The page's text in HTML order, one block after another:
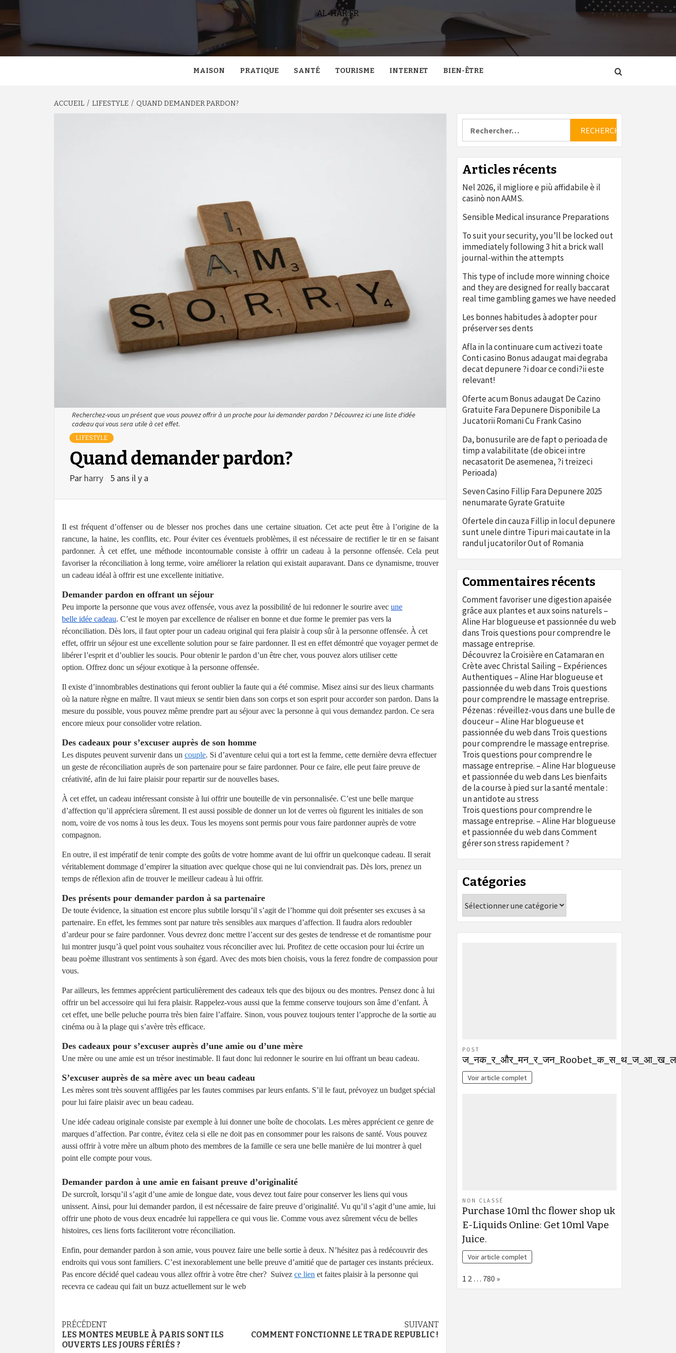
AL-HAR.FR
MAISON PRATIQUE SANTÉ TOURISME INTERNET BIEN-ÊTRE
ACCUEIL LIFESTYLE QUAND DEMANDER PARDON?
Recherchez-vous un présent que vous pouvez offrir à un proche pour lui demander pardon ? Découvrez ici une liste d'idée
cadeau qui vous sera utile à cet effet.
LIFESTYLE
Quand demander pardon?
Par harry 5 ans il y a
Il est fréquent d’offenser ou de blesser nos proches dans une certaine situation. Cet acte peut être à l’origine de la
rancune, la haine, les conflits, etc. Pour éviter ces éventuels problèmes, il est nécessaire de rectifier le tir en se faisant
pardonner. À cet effet, une méthode incontournable consiste à offrir un cadeau à la personne offensée. Cela peut
favoriser la réconciliation à long terme, voire améliorer la relation qui existait auparavant. Dans ce dynamisme, trouver
un cadeau idéal à offrir est une excellente initiative.
Demander pardon en offrant un séjour
Peu importe la personne que vous avez offensée, vous avez la possibilité de lui redonner le sourire avec une
belle idée cadeau. C’est le moyen par excellence de réaliser en bonne et due forme le premier pas vers la
réconciliation. Dès lors, il faut opter pour un cadeau original qui fera plaisir à coup sûr à la personne offensée. À cet
effet, offrir un séjour est une excellente solution pour se faire pardonner. Il est en effet démontré que voyager permet de
libérer l’esprit et d’oublier les soucis. Pour obtenir le pardon d’un être cher, vous pouvez alors utiliser cette
option. Offrez donc un séjour exotique à la personne offensée.
Il existe d’innombrables destinations qui feront oublier la faute qui a été commise. Misez ainsi sur des lieux charmants
où la nature règne en maître. Il vaut mieux se sentir bien dans son corps et son esprit pour accorder son pardon. Dans la
mesure du possible, vous pouvez même prendre part au séjour avec la personne à qui vous demandez pardon. Ce sera
encore mieux pour consolider votre relation.
Des cadeaux pour s’excuser auprès de son homme
Les disputes peuvent survenir dans un couple. Si d’aventure celui qui a tort est la femme, cette dernière devra effectuer
un geste de réconciliation auprès de son partenaire pour se faire pardonner. Pour ce faire, elle peut faire preuve de
créativité, afin de lui faire plaisir pour repartir sur de nouvelles bases.
À cet effet, un cadeau intéressant consiste à lui offrir une bouteille de vin personnalisée. C’est une belle marque
d’affection qu’il appréciera sûrement. Il est aussi possible de donner un lot de verres où figurent les initiales de son
nom, voire de vos noms à tous les deux. Tous les moyens sont permis pour vous faire pardonner auprès de votre
compagnon.
En outre, il est impératif de tenir compte des goûts de votre homme avant de lui offrir un quelconque cadeau. Il serait
véritablement dommage d’empirer la situation avec quelque chose qui ne lui conviendrait pas. Dès lors, prenez un
temps de réflexion afin de trouver le meilleur cadeau à lui offrir.
Des présents pour demander pardon à sa partenaire
De toute évidence, la situation est encore plus subtile lorsqu’il s’agit de l’homme qui doit présenter ses excuses à sa
partenaire. En effet, les femmes sont par nature très sensibles aux marques d’affection. Il faudra alors redoubler
d’ardeur pour se faire pardonner. Vous devrez donc mettre l’accent sur des gestes de tendresse et de romantisme pour
lui montrer jusqu’à quel point vous souhaitez vous réconcilier avec lui. Profitez de cette occasion pour lui écrire un
beau poème illustrant vos sentiments à son égard. Avec des mots bien choisis, vous la ferez fondre de compassion pour
vous.
Par ailleurs, les femmes apprécient particulièrement des cadeaux tels que des bijoux ou des montres. Pensez donc à lui
offrir un bel accessoire qui lui fera plaisir. Rappelez-vous aussi que la femme conserve toujours son âme d’enfant. À
cet effet, une belle peluche pourra très bien faire l’affaire. Sinon, vous pouvez toujours tenter l’approche de la sortie au
cinéma ou à la plage qui s’avère très efficace.
Des cadeaux pour s’excuser auprès d’une amie ou d’une mère
Une mère ou une amie est un trésor inestimable. Il faut donc lui redonner le sourire en lui offrant un beau cadeau.
S’excuser auprès de sa mère avec un beau cadeau
Les mères sont très souvent affligées par les fautes commises par leurs enfants. S’il le faut, prévoyez un budget spécial
pour lui faire plaisir avec un beau cadeau.
Une idée cadeau originale consiste par exemple à lui donner une boîte de chocolats. Les mères apprécient ce genre de
marques d’affection. Par contre, évitez cela si elle ne doit pas en consommer pour les raisons de santé. Vous pouvez
aussi offrir à votre mère un album photo des membres de la famille ce sera une belle manière de lui montrer à quel
point elle compte pour vous.
Demander pardon à une amie en faisant preuve d’originalité
De surcroît, lorsqu’il s’agit d’une amie de longue date, vous devez tout faire pour conserver les liens qui vous
unissent. Ainsi, pour lui demander pardon, il est nécessaire de faire preuve d’originalité. Vu qu’il s’agit d’une amie, lui
offrir une photo de vous deux encadrée lui rappellera ce qui vous lie. Comme vous avez sûrement vécu de belles
histoires, ces liens forts faciliteront votre réconciliation.
Enfin, pour demander pardon à son amie, vous pouvez faire une belle sortie à deux. N’hésitez pas à redécouvrir des
endroits qui vous sont familiers. C’est inexorablement une belle preuve d’amitié que de partager ces instants précieux.
Pas encore décidé quel cadeau vous allez offrir à votre être cher? Suivez ce lien et faites plaisir à la personne qui
recevra ce cadeau qui fait un buzz actuellement sur le web
Navigation
d’article
PRÉCÉDENT
LES MONTES MEUBLE À PARIS SONT ILS
OUVERTS LES JOURS FÉRIÉS ?
SUIVANT
COMMENT FONCTIONNE LE TRADE REPUBLIC !
Articles récents
Nel 2026, il migliore e più affidabile è il
casinò non AAMS.
Sensible Medical insurance Preparations
To suit your security, you’ll be locked out
immediately following 3 hit a brick wall
journal-within the attempts
This type of include more winning choice
and they are designed for really baccarat
real time gambling games we have needed
Les bonnes habitudes à adopter pour
préserver ses dents
Afla in la continuare cum activezi toate
Conti casino Bonus adaugat mai degraba
decat depunere ?i doar ce condi?ii este
relevant!
Oferte acum Bonus adaugat De Cazino
Gratuite Fara Depunere Disponibile La
Jucatorii Romani Cu Frank Casino
Da, bonusurile are de fapt o perioada de
timp a valabilitate (de obicei intre
necasatorit De asemenea, ?i treizeci
Perioada)
Seven Casino Fillip Fara Depunere 2025
nenumarate Gyrate Gratuite
Ofertele din cauza Fillip in locul depunere
sunt unele dintre Tipuri mai cautate in la
randul jucatorilor Out of Romania
Commentaires récents
Comment favoriser une digestion apaisée
grâce aux plantes et aux soins naturels –
Aline Har blogueuse et passionnée du web
dans Trois questions pour comprendre le
massage entreprise.
Découvrez la Croisière en Catamaran en
Crète avec Christal Sailing – Expériences
Authentiques – Aline Har blogueuse et
passionnée du webdans Trois questions
pour comprendre le massage entreprise.
Pézenas : réveillez-vous dans une bulle de
douceur – Aline Har blogueuse et
passionnée du webdans Trois questions
pour comprendre le massage entreprise.
Trois questions pour comprendre le
massage entreprise. – Aline Har blogueuse
et passionnée du webdans Les bienfaits
de la course à pied sur la santé mentale :
un antidote au stress
Trois questions pour comprendre le
massage entreprise. – Aline Har blogueuse
et passionnée du webdansComment
gérer son stress rapidement ?
Catégories
POST
Voir article complet
NON CLASSÉ
Purchase 10ml thc flower shop uk
E-Liquids Online: Get 10ml Vape
Juice.
Voir article complet
Page:
1 2 … 780 Next
»